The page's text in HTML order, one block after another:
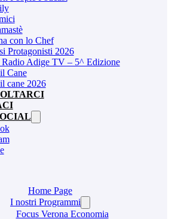
con lo Chef
Protagonisti 2026
Radio Adige TV – 5^ Edizione
Cane
cane 2026
Home Page
I nostri Programmi
Focus Verona Economia